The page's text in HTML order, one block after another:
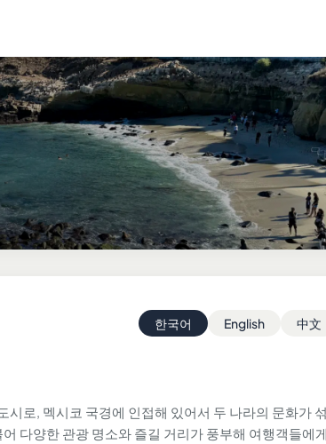
한국어 English 中文
로, 멕시코 국경에 인접해 있어서 두 나라의 문화가
다양한 관광 명소와 즐길 거리가 풍부해 여행객들에